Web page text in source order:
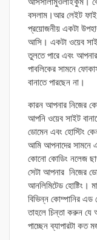
বসলাম।আর লেইট
প্রয়োজনীয় একটা
আসি। একটা ওয়েব
তুলতে পারে এবং
পাবলিকের সামনে
বানাতে পারছেন না।
কারন আপনার নিজের
আপনি ওয়েব সাইট
ডোমেন এবং হোস্টিং
আমি আপনাদের সামনে
কোনো কোডিং নলেজ
সেটা আপনার নিজের
আনলিমিটেড হোষ্টিং।
বিভিন্ন কোম্পানির এড
তাহলে চিন্তা করুন যে
পাচ্ছেন ব্যাপারটা কত